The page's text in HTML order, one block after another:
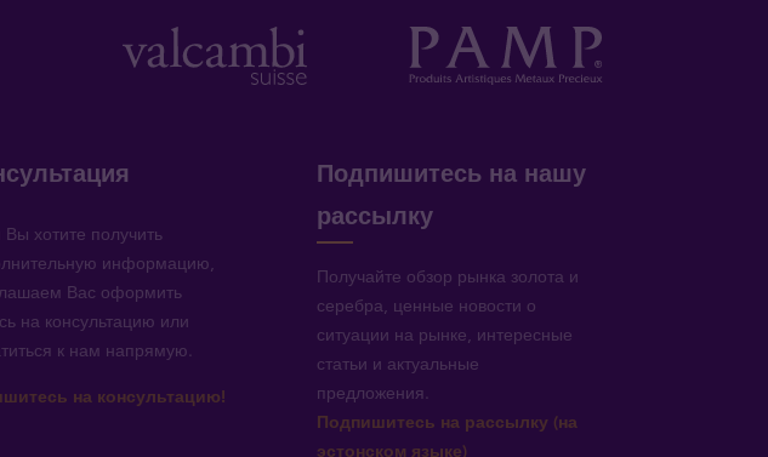
Вы хотите получить
информацию,
Вас оформить
на консультацию или
к нам напрямую.
на консультацию!
Подпишитесь на нашу
рассылку
Получайте обзор рынка золота и
серебра, ценные новости о
ситуации на рынке, интересные
статьи и актуальные
предложения.
Подпишитесь на рассылку (на
эстонском языке)